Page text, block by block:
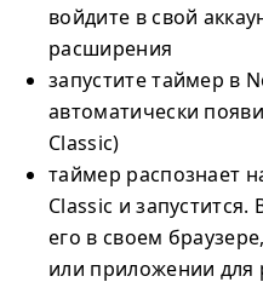
войдите в свой
расширения
запустите таймер в
автоматически
Classic)
таймер распознает
Classic и
его в своем
или приложении для